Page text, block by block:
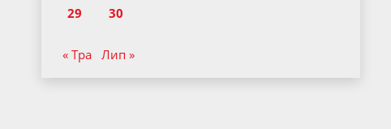
29
30
« Тра Лип »